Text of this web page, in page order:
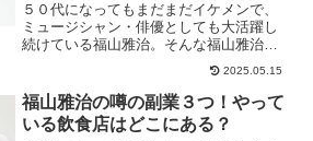
５０代になってもまだまだイケメンで、
ミュージシャン・俳優としても大活躍し
続けている福山雅治。そんな福山雅治で
すが、イケメン俳優として致命的な弱点
になってしまう薄毛を隠すために植毛し
て増毛をしたという噂が今でも囁かれて
います。私も以前、風の噂...
2025.05.15
福山雅治の噂の副業３つ！やって
いる飲食店はどこにある？